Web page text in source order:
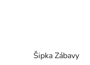
Šipka Zábavy